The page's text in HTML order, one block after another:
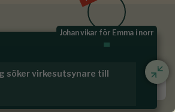
Johan vikar för Emma i norr
söker virkesutsynare till